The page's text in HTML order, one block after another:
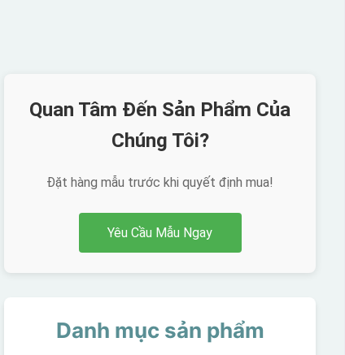
Quan Tâm Đến Sản Phẩm Của
Chúng Tôi?
Đặt hàng mẫu trước khi quyết định mua!
Yêu Cầu Mẫu Ngay
Danh mục sản phẩm